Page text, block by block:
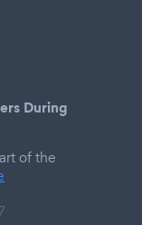
During
of the